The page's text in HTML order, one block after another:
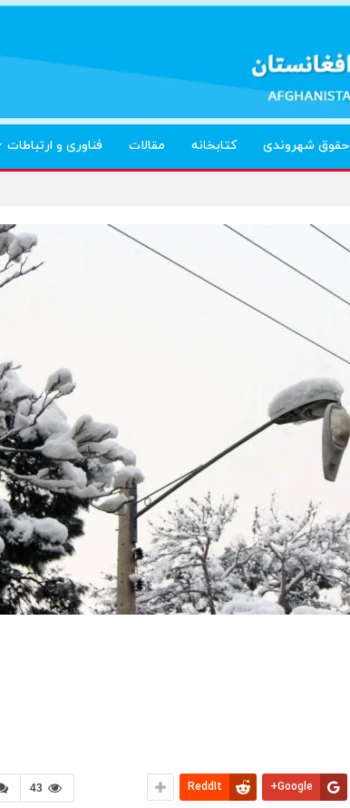
حقوق شهروندی کتابخانه مقالات فناوری و ارتباطات
43 Google+
ReddIt